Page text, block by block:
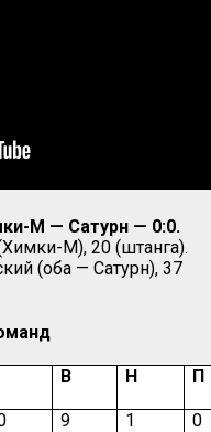
М — Сатурн — 0:0.
М), 20 (штанга).
(оба — Сатурн), 37
В Н П
9 1 0